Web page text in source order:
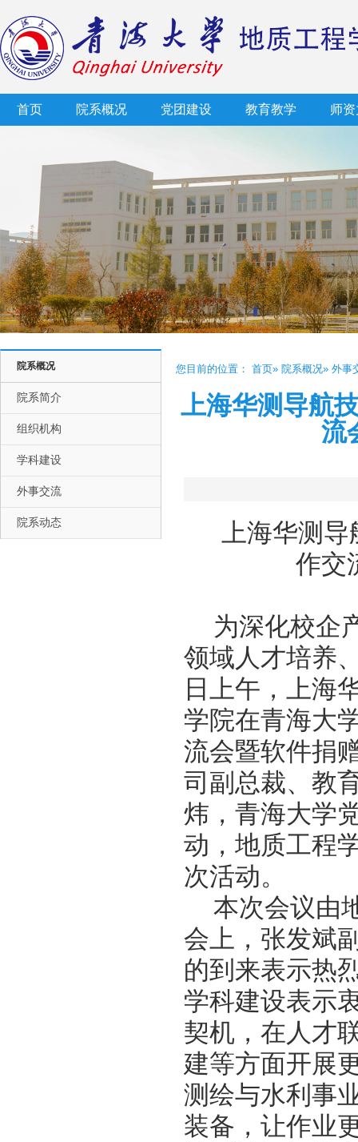
首页 院系概况 党团建设 教育教学 师
院系概况
院系简介
组织机构
学科建设
外事交流
院系动态
您目前的位置： 首页» 院系概况» 外事
上海华测导航
流
上海华测导
作交
为深化校企
领域人才培养
日上午，上海
学院在青海大
流会暨软件捐
司副总裁、教
炜，青海大学
动，地质工程
次活动。
本次会议由
会上，张发斌
的到来表示热
学科建设表示
契机，在人才
建等方面开展
测绘与水利事
装备，让作业